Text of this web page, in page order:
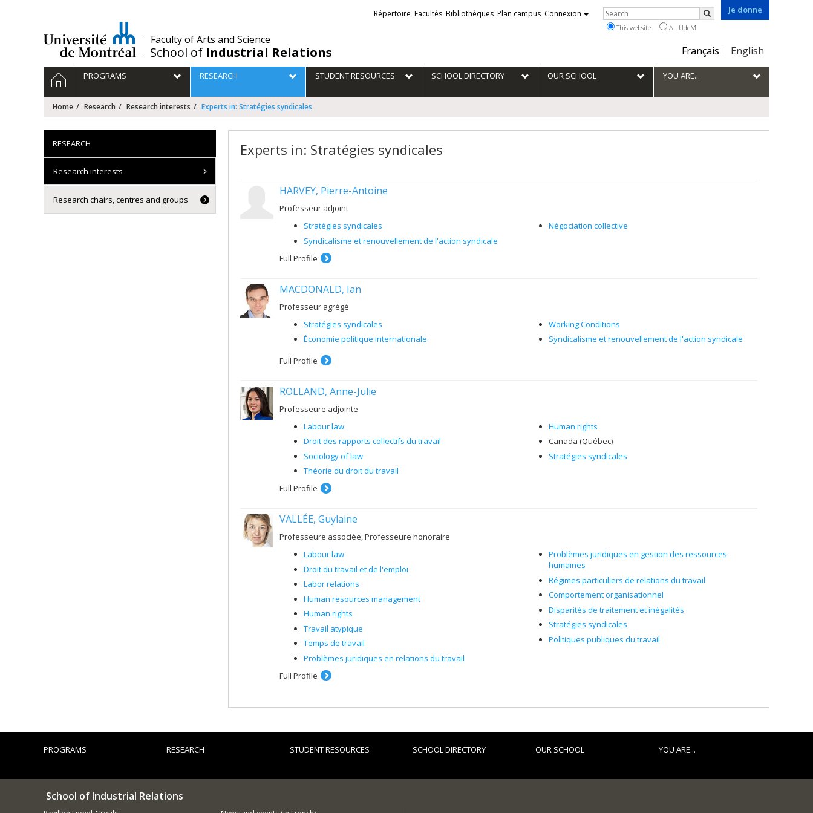
/Faculty of Arts and Science
School of Industrial Relations
Je donne
Choix
la
langue
Français English
Liens
externes
Répertoire Facultés Bibliothèques Plan campus Connexion Rechercher
Search
This website All UdeM
Navigation
principale
HOMEPROGRAMS RESEARCH STUDENT RESOURCES SCHOOL DIRECTORY OUR SCHOOL YOU ARE...
Home Research Research interests Experts in: Stratégies syndicales
Experts in: Stratégies syndicales
HARVEY, Pierre-Antoine
Professeur adjoint
Stratégies syndicales
Syndicalisme et renouvellement de l'action syndicale
Négociation collective
Full Profile
MACDONALD, Ian
Professeur agrégé
Stratégies syndicales
Économie politique internationale
Working Conditions
Syndicalisme et renouvellement de l'action syndicale
Full Profile
ROLLAND, Anne-Julie
Professeure adjointe
Labour law
Droit des rapports collectifs du travail
Sociology of law
Théorie du droit du travail
Human rights
Canada (Québec)
Stratégies syndicales
Full Profile
VALLÉE, Guylaine
Professeure associée, Professeure honoraire
Labour law
Droit du travail et de l'emploi
Labor relations
Human resources management
Human rights
Travail atypique
Temps de travail
Problèmes juridiques en relations du travail
Problèmes juridiques en gestion des ressources
humaines
Régimes particuliers de relations du travail
Comportement organisationnel
Disparités de traitement et inégalités
Stratégies syndicales
Politiques publiques du travail
Full Profile
RESEARCH
Research interests
Research chairs, centres and groups
PROGRAMS RESEARCH STUDENT RESOURCES SCHOOL DIRECTORY OUR SCHOOL YOU ARE...
School of Industrial Relations